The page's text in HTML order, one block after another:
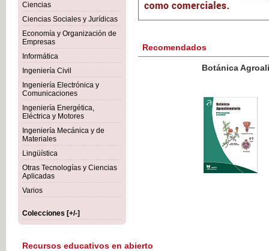
Ciencias
Ciencias Sociales y Jurídicas
Economía y Organización de
Empresas
Informática
Ingeniería Civil
Ingeniería Electrónica y
Comunicaciones
Ingeniería Energética,
Eléctrica y Motores
Ingeniería Mecánica y de
Materiales
Lingüística
Otras Tecnologías y Ciencias
Aplicadas
Varios
Colecciones [+/-]
Recomendados
Botánica Agroalimentaria
IVA
Recursos educativos en abierto